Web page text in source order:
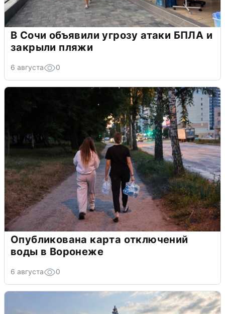
В Сочи объявили угрозу атаки БПЛА и
закрыли пляжи
6 августа 0
Опубликована карта отключений
воды в Воронеже
6 августа 0